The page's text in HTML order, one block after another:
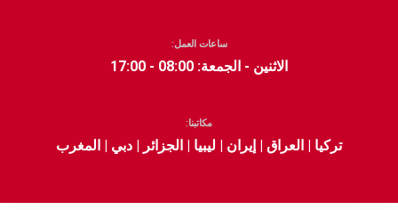
ساعات العمل:
الاثنين - الجمعة: 08:00 - 17:00
مكاتبنا:
تركيا | العراق | إيران | ليبيا | الجزائر | دبي | المغرب